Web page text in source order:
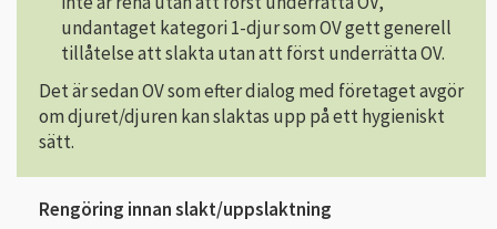
undantaget kategori 1-djur som OV gett generell
tillåtelse att slakta utan att först underrätta OV.
Det är sedan OV som efter dialog med företaget avgör
om djuret/djuren kan slaktas upp på ett hygieniskt
sätt.
Rengöring innan slakt/uppslaktning